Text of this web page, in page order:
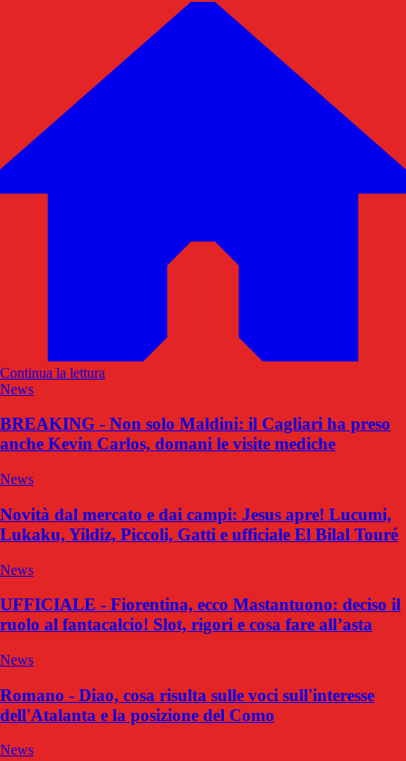
Continua la lettura
News
BREAKING - Non solo Maldini: il Cagliari ha preso
anche Kevin Carlos, domani le visite mediche
News
Novità dal mercato e dai campi: Jesus apre! Lucumi,
Lukaku, Yildiz, Piccoli, Gatti e ufficiale El Bilal Touré
News
UFFICIALE - Fiorentina, ecco Mastantuono: deciso il
ruolo al fantacalcio! Slot, rigori e cosa fare all’asta
News
Romano - Diao, cosa risulta sulle voci sull'interesse
dell'Atalanta e la posizione del Como
News